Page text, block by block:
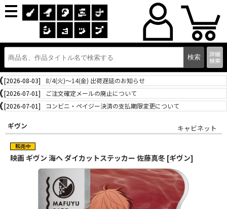
詳細
検索
[2026-08-03]
8/4(火)～14(金) 出荷遅延のお知らせ
[2026-07-01]
ご注文確定メールの廃止について
[2026-07-01]
コンビニ・ペイジー決済の支払期限変更について
ギヴン キャビネット
映画 ギヴン 海へ ダイカットステッカー 佐藤真冬 [ギヴン]